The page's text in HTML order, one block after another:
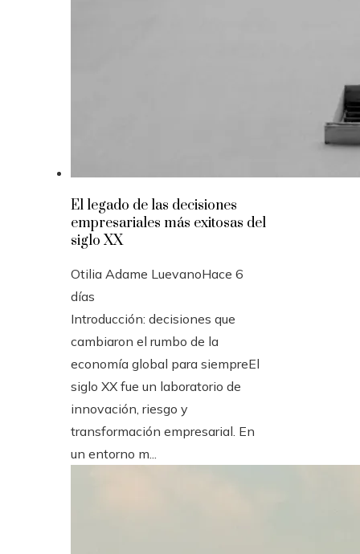
El legado de las decisiones
empresariales más exitosas del
siglo XX
Otilia Adame LuevanoHace 6
días
Introducción: decisiones que
cambiaron el rumbo de la
economía global para siempreEl
siglo XX fue un laboratorio de
innovación, riesgo y
transformación empresarial. En
un entorno m...